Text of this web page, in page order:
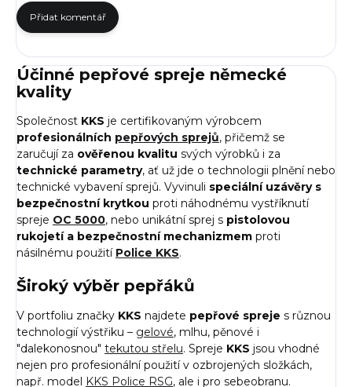
Přidat komentář
Účinné pepřové spreje německé
kvality
Společnost KKS je certifikovaným výrobcem
profesionálních pepřových sprejů, přičemž se
zaručujíza ověřenou kvalitu svých výrobků i za
technické parametry, ať už jde o technologii plnění nebo
technické vybavení sprejů. Vyvinuli speciální uzávěry s
bezpečnostní krytkou proti náhodnému vystříknutí
spreje OC 5000, nebo unikátní sprej s pistolovou
rukojetí a bezpečnostní mechanizmem proti
násilnému použití Police KKS.
Široký výběr pepřáků
V portfoliu značky KKS najdete pepřové spreje s různou
technologií výstřiku – gelové, mlhu, pěnové i
"dalekonosnou" tekutou střelu. Spreje KKS jsou vhodné
nejen pro profesionální použití v ozbrojených složkách,
např. model KKS Police RSG, ale i pro sebeobranu.